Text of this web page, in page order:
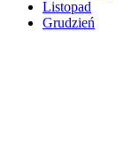
Listopad
Grudzień